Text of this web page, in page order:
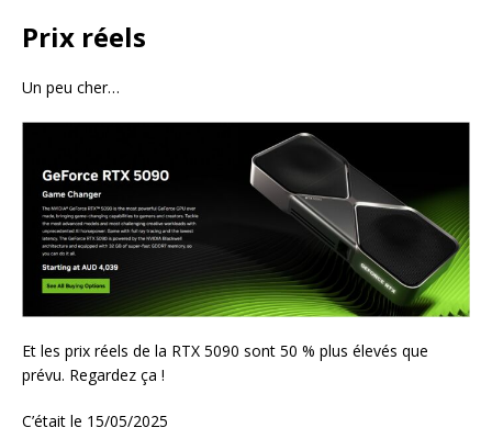
Prix réels
Un peu cher…
Et les prix réels de la RTX 5090 sont 50 % plus élevés que
prévu. Regardez ça !
C’était le 15/05/2025